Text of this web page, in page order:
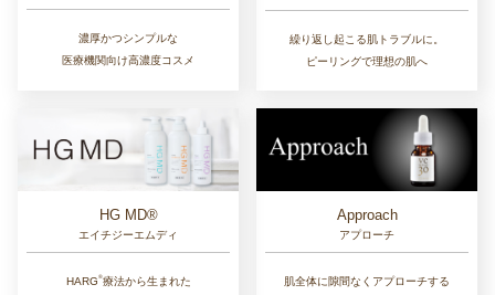
濃厚かつシンプルな
医療機関向け高濃度コスメ
繰り返し起こる肌トラブルに。
ピーリングで理想の肌へ
HG MD®
エイチジーエムディ
HARG®︎療法から生まれた
Approach
アプローチ
肌全体に隙間なくアプローチする